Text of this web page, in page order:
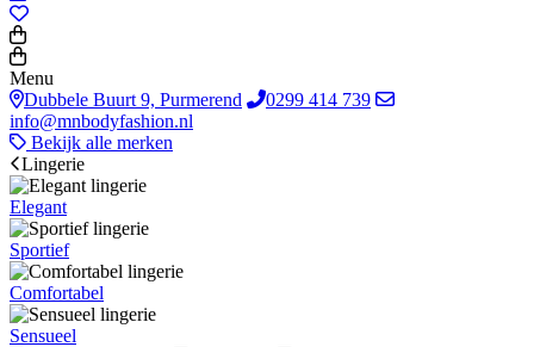
Menu
Dubbele Buurt 9, Purmerend
0299 414 739
info@mnbodyfashion.nl
Bekijk alle merken
Lingerie
Elegant
Sportief
Comfortabel
Sensueel